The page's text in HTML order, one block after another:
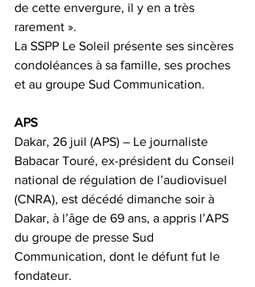
de cette envergure, il y en a très
rarement ».
La SSPP Le Soleil présente ses sincères
condoléances à sa famille, ses proches
et au groupe Sud Communication.
APS
Dakar, 26 juil (APS) – Le journaliste
Babacar Touré, ex-président du Conseil
national de régulation de l’audiovisuel
(CNRA), est décédé dimanche soir à
Dakar, à l’âge de 69 ans, a appris l’APS
du groupe de presse Sud
Communication, dont le défunt fut le
fondateur.